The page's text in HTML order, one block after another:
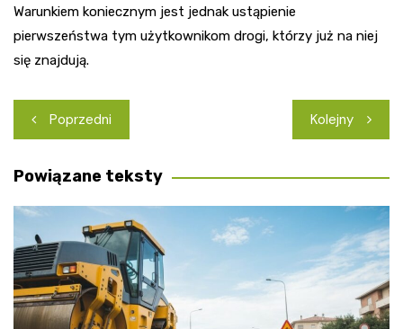
Warunkiem koniecznym jest jednak ustąpienie
pierwszeństwa tym użytkownikom drogi, którzy już na niej
się znajdują.
Nawigacja
wpisu
Poprzedni Kolejny
Powiązane teksty